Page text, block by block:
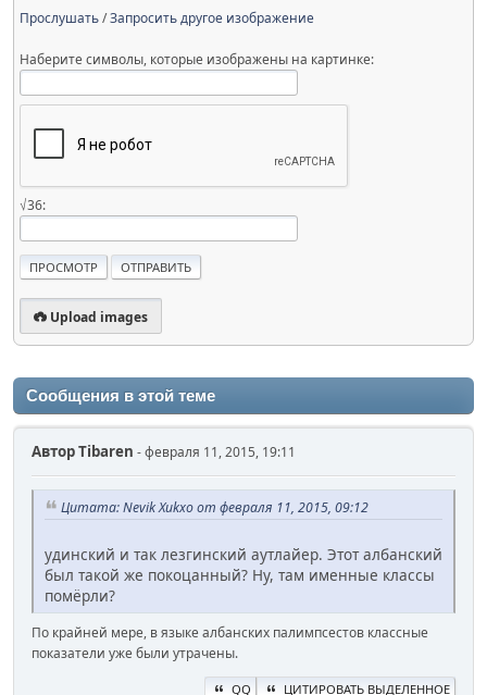
Прослушать/Запросить другое изображение
Наберите символы, которые изображены на картинке:
√36:
Upload images
Сообщения в этой теме
АвторTibaren - февраля 11, 2015, 19:11
Цитата: Nevik Xukxo от февраля 11, 2015, 09:12
удинский и так лезгинский аутлайер. Этот албанский
был такой же покоцанный? Ну, там именные классы
помёрли?
По крайней мере, в языке албанских палимпсестов классные
показатели уже были утрачены.
QQ ЦИТИРОВАТЬ ВЫДЕЛЕННОЕ